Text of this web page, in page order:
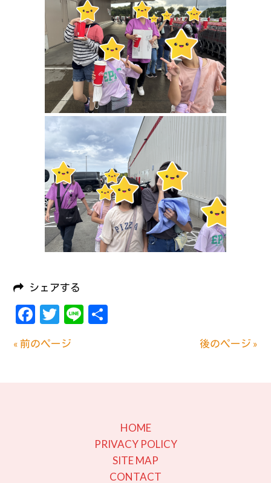
シェアする
Facebook
Twitter
Line
« 前のページ 後のページ »
HOME
PRIVACY POLICY
SITE MAP
CONTACT